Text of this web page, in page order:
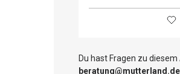
Du hast Fragen zu
beratung@mutterland.de